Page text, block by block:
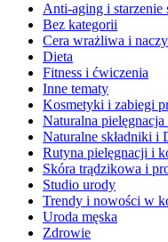
Anti-aging i starzenie
Bez kategorii
Cera wrażliwa i
Dieta
Fitness i ćwiczenia
Inne tematy
Kosmetyki i zabiegi
Naturalna
Naturalne składniki i
Rutyna pielęgnacji i
Skóra trądzikowa i
Studio urody
Trendy i nowości w
Uroda męska
Zdrowie